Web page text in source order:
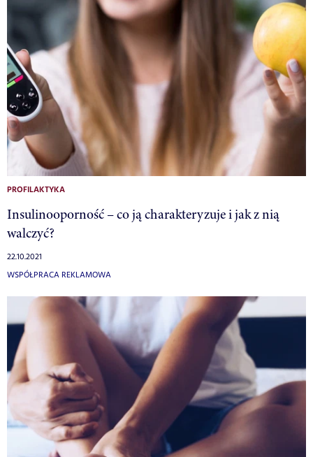
PROFILAKTYKA
Insulinooporność – co ją charakteryzuje i jak z nią
walczyć?
22.10.2021
WSPÓŁPRACA REKLAMOWA